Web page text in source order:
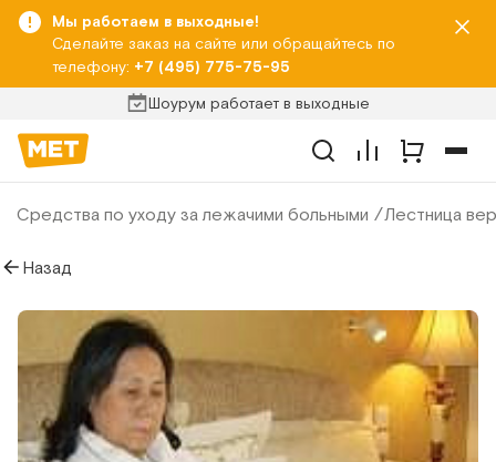
Мы работаем в выходные!
Сделайте заказ на сайте или обращайтесь по
телефону: +7 (495) 775-75-95
Шоурум работает в выходные
Средства по уходу за лежачими больными Лестница
Назад